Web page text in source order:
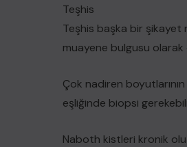
Teşhis
Teşhis başka bir şikayet
muayene bulgusu olarak
Çok nadiren
eşliğinde biopsi
Naboth kistleri kronik